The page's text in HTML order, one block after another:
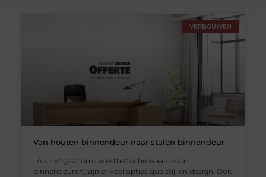
VERBOUWEN
Van houten binnendeur naar stalen binnendeur
Als het gaat om de esthetische waarde van
binnendeuren, zijn er veel opties qua stijl en design. Ook